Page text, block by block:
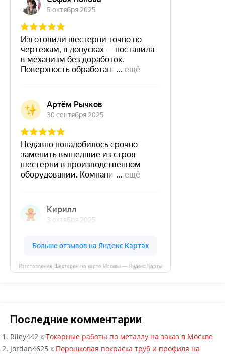
Изготовление Шестерен на карте Москвы — Яндекс Карты
Последние комментарии
Riley442 к Токарные работы по металлу на заказ в Москве
Jordan4625 к Порошковая покраска труб и профиля на